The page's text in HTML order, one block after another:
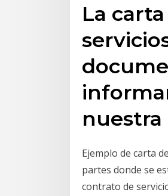
La
Ejemplo de carta
partes donde se
contrato de